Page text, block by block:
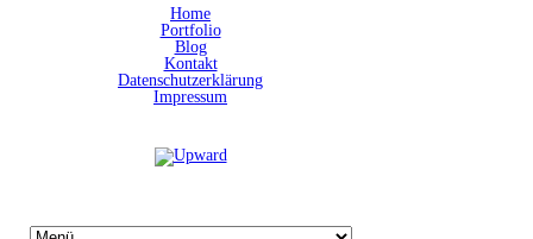
Home
Portfolio
Blog
Kontakt
Datenschutzerklärung
Impressum